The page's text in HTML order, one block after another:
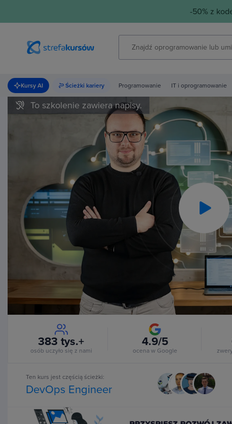
-50% z
Kursy AI Ścieżki kariery Programowanie IT i oprogramowanie
Play
To szkolenie zawiera napisy.
383 tys.+
osób uczyło się z nami
4.9/5
ocena w Google
Ten kurs jest częścią ścieżki:
DevOps Engineer